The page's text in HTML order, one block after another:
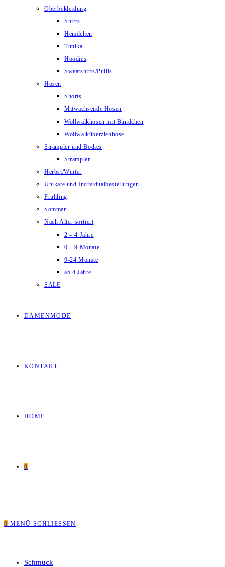
Oberbekleidung
Shirts
Hemdchen
Tunika
Hoodies
Sweatshirts/Pullis
Hosen
Shorts
Mitwachsende Hosen
Wollwalkhosen mit Bündchen
Wollwalküberziehhose
Strampler und Bodies
Strampler
Herbst/Winter
Unikate und Individualbestellungen
Frühling
Sommer
Nach Alter sortiert
2 – 4 Jahre
0 – 9 Monate
9-24 Monate
ab 4 Jahre
SALE
DAMENMODE
KONTAKT
HOME
0
0 MENÜ SCHLIESSEN
Schmuck